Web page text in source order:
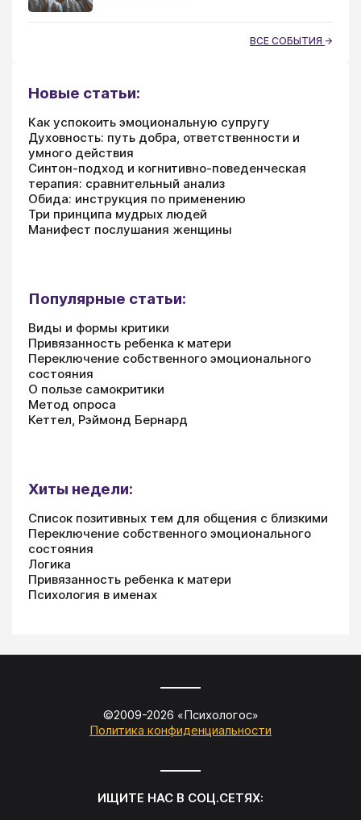
ВСЕ СОБЫТИЯ
Новые статьи:
Как успокоить эмоциональную супругу
Духовность: путь добра, ответственности и
умного действия
Синтон-подход и когнитивно-поведенческая
терапия: сравнительный анализ
Обида: инструкция по применению
Три принципа мудрых людей
Манифест послушания женщины
Популярные статьи:
Виды и формы критики
Привязанность ребенка к матери
Переключение собственного эмоционального
состояния
О пользе самокритики
Метод опроса
Кеттел, Рэймонд Бернард
Хиты недели:
Список позитивных тем для общения с близкими
Переключение собственного эмоционального
состояния
Логика
Привязанность ребенка к матери
Психология в именах
©2009-2026 «Психологос»
Политика конфиденциальности
ИЩИТЕ НАС В СОЦ.СЕТЯХ: